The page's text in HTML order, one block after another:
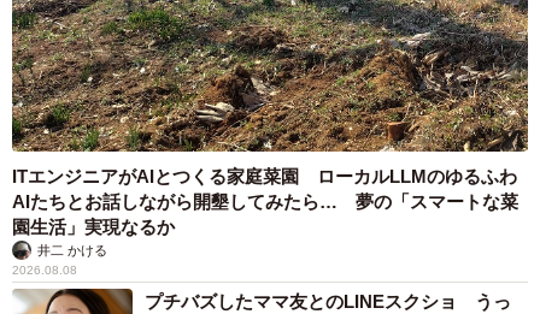
ITエンジニアがAIとつくる家庭菜園 ローカルLLMのゆるふわ
AIたちとお話しながら開墾してみたら… 夢の「スマートな菜
園生活」実現なるか
井二 かける
2026.08.08
プチバズしたママ友とのLINEスクショ うっ